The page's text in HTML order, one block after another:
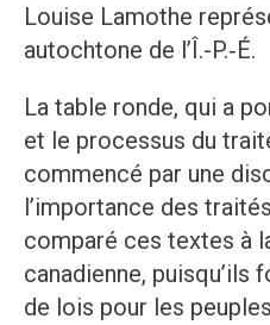
Louise Lamothe
autochtone de l’Î.-P.‑É.
La table ronde, qui a
et le processus du
commencé par une
l’importance des
comparé ces textes à
canadienne,
de lois pour les